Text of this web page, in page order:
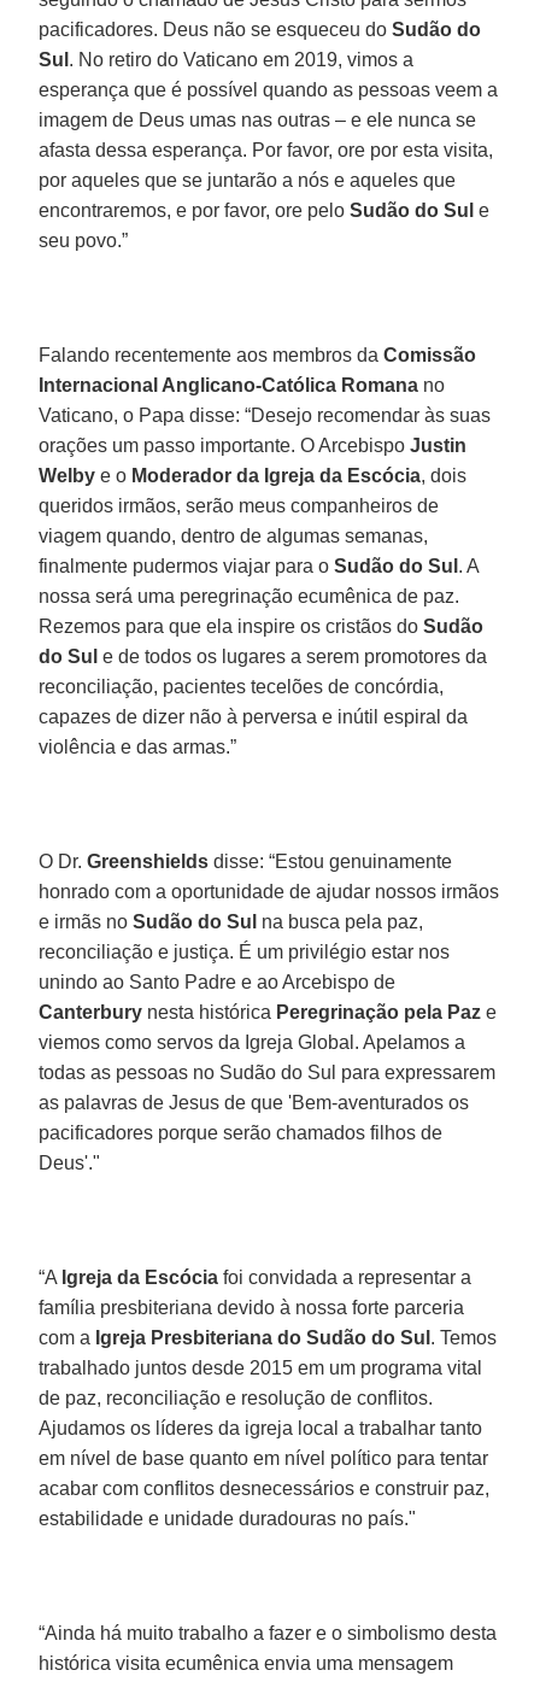
pacificadores. Deus não se esqueceu doSudão do
Sul . No retiro do Vaticano em 2019, vimos a
esperança que é possível quando as pessoas veem a
imagem de Deus umas nas outras – e ele nunca se
afasta dessa esperança. Por favor, ore por esta visita,
por aqueles que se juntarão a nós e aqueles que
encontraremos, e por favor, ore peloSudão do Sul e
seu povo.”
Falando recentemente aos membros daComissão
Internacional Anglicano-Católica Romana no
Vaticano, o Papa disse: “Desejo recomendar às suas
orações um passo importante. O ArcebispoJustin
Welby e o Moderador da Igreja da Escócia, dois
queridos irmãos, serão meus companheiros de
viagem quando, dentro de algumas semanas,
finalmente pudermos viajar para oSudão do Sul . A
nossa será uma peregrinação ecumênica de paz.
Rezemos para que ela inspire os cristãos doSudão
do Sul e de todos os lugares a serem promotores da
reconciliação, pacientes tecelões de concórdia,
capazes de dizer não à perversa e inútil espiral da
violência e das armas.”
O Dr.Greenshields disse: “Estou genuinamente
honrado com a oportunidade de ajudar nossos irmãos
e irmãs noSudão do Sul na busca pela paz,
reconciliação e justiça. É um privilégio estar nos
unindo ao Santo Padre e ao Arcebispo de
Canterbury nesta histórica Peregrinação pela Paz e
viemos como servos da Igreja Global. Apelamos a
todas as pessoas no Sudão do Sul para expressarem
as palavras de Jesus de que 'Bem-aventurados os
pacificadores porque serão chamados filhos de
Deus'."
“A Igreja da Escócia foi convidada a representar a
família presbiteriana devido à nossa forte parceria
com a Igreja Presbiteriana do Sudão do Sul . Temos
trabalhado juntos desde 2015 em um programa vital
de paz, reconciliação e resolução de conflitos.
Ajudamos os líderes da igreja local a trabalhar tanto
em nível de base quanto em nível político para tentar
acabar com conflitos desnecessários e construir paz,
estabilidade e unidade duradouras no país."
“Ainda há muito trabalho a fazer e o simbolismo desta
histórica visita ecumênica envia uma mensagem